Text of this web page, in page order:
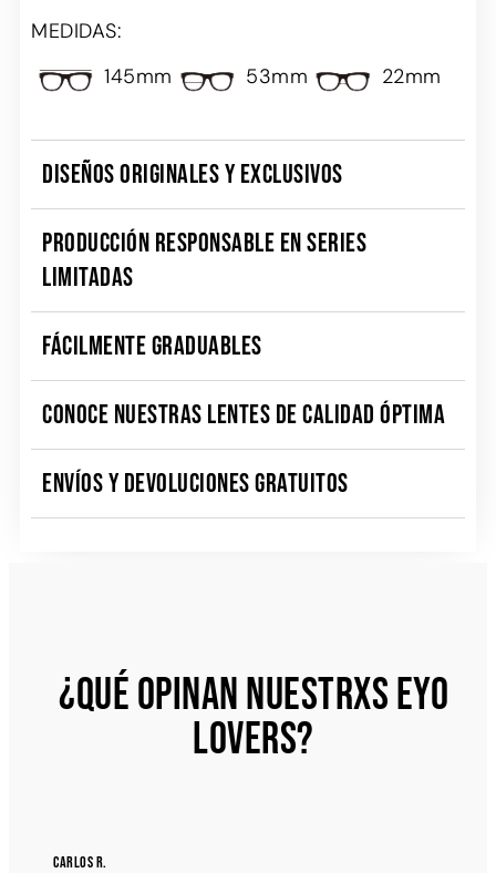
MEDIDAS:
145mm
53mm 22mm
DISEÑOS ORIGINALES Y EXCLUSIVOS
PRODUCCIÓN RESPONSABLE EN SERIES
LIMITADAS
FÁCILMENTE GRADUABLES
CONOCE NUESTRAS LENTES DE CALIDAD ÓPTIMA
ENVÍOS Y DEVOLUCIONES GRATUITOS
¿QUÉ OPINAN NUESTRXS EYO
LOVERS?
Carlos R.